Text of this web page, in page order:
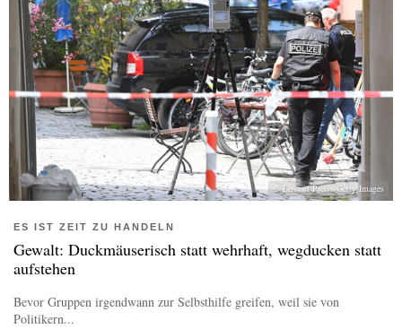
© Lennart Preiss/Getty Images
ES IST ZEIT ZU HANDELN
Gewalt: Duckmäuserisch statt wehrhaft, wegducken statt
aufstehen
Bevor Gruppen irgendwann zur Selbsthilfe greifen, weil sie von
Politikern...